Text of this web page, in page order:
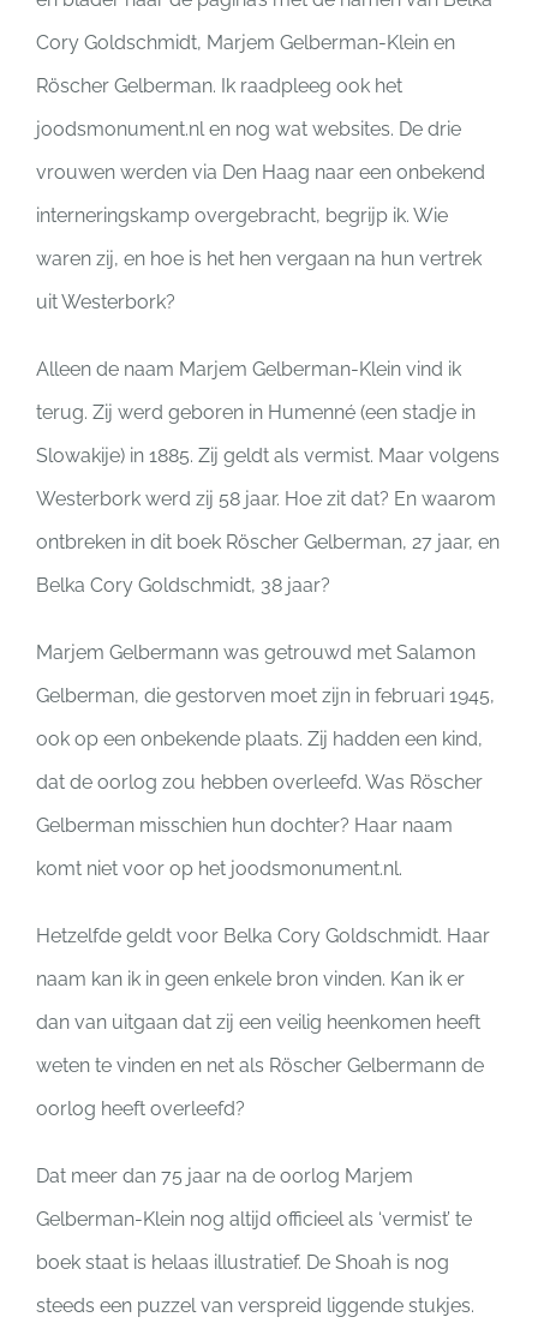
Cory Goldschmidt, Marjem Gelberman-Klein en
Röscher Gelberman. Ik raadpleeg ook het
joodsmonument.nl en nog wat websites. De drie
vrouwen werden via Den Haag naar een onbekend
interneringskamp overgebracht, begrijp ik. Wie
waren zij, en hoe is het hen vergaan na hun vertrek
uit Westerbork?
Alleen de naam Marjem Gelberman-Klein vind ik
terug. Zij werd geboren in Humenné (een stadje in
Slowakije) in 1885. Zij geldt als vermist. Maar volgens
Westerbork werd zij 58 jaar. Hoe zit dat? En waarom
ontbreken in dit boek Röscher Gelberman, 27 jaar, en
Belka Cory Goldschmidt, 38 jaar?
Marjem Gelbermann was getrouwd met Salamon
Gelberman, die gestorven moet zijn in februari 1945,
ook op een onbekende plaats. Zij hadden een kind,
dat de oorlog zou hebben overleefd. Was Röscher
Gelberman misschien hun dochter? Haar naam
komt niet voor op het joodsmonument.nl.
Hetzelfde geldt voor Belka Cory Goldschmidt. Haar
naam kan ik in geen enkele bron vinden. Kan ik er
dan van uitgaan dat zij een veilig heenkomen heeft
weten te vinden en net als Röscher Gelbermann de
oorlog heeft overleefd?
Dat meer dan 75 jaar na de oorlog Marjem
Gelberman-Klein nog altijd officieel als ‘vermist’ te
boek staat is helaas illustratief. De Shoah is nog
steeds een puzzel van verspreid liggende stukjes.